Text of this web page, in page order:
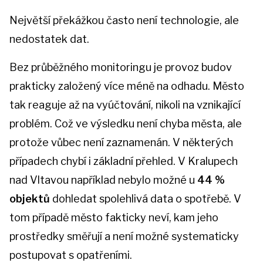
Největší překážkou často není technologie, ale
nedostatek dat.
Bez průběžného monitoringu je provoz budov
prakticky založený více méně na odhadu. Město
tak reaguje až na vyúčtování, nikoli na vznikající
problém. Což ve výsledku není chyba města, ale
protože vůbec není zaznamenán. V některých
případech chybí i základní přehled. V Kralupech
nad Vltavou například nebylo možné u 44 %
objektů dohledat spolehlivá data o spotřebě. V
tom případě město fakticky neví, kam jeho
prostředky směřují a není možné systematicky
postupovat s opatřeními.